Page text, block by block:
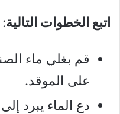
اتبع الخطوات التالية:
قم بغلي ماء
على الموقد.
دع الماء يبرد